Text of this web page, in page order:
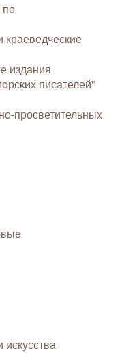
по
издания
писателей”
просветительных